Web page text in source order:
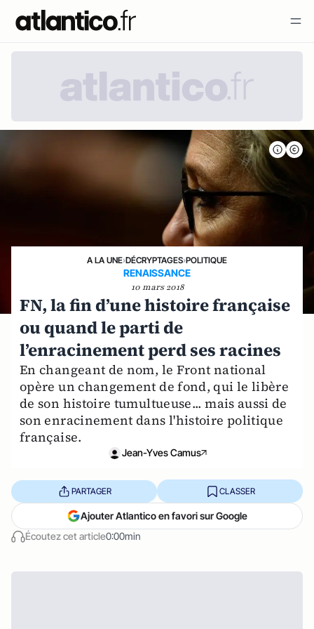
A LA UNE›DÉCRYPTAGES›POLITIQUE
RENAISSANCE
10 mars 2018
FN, la fin d’une histoire française
ou quand le parti de
l’enracinement perd ses racines
En changeant de nom, le Front national
opère un changement de fond, qui le libère
de son histoire tumultueuse... mais aussi de
son enracinement dans l'histoire politique
française.
Jean-Yves Camus
Écoutez cet article0:00min
PARTAGER CLASSER
Ajouter Atlantico en favori sur Google